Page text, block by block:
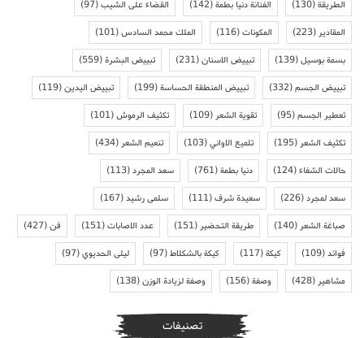
الطريقة(130) الفنانة دنيا بطمة(142) القضاء على الشيب(97)
المقادير(223) المكونات(116) الملك محمد السادس(101)
بسمة بوسيل(139) تبييض الاسنان(231) تبييض البشرة(559)
تبييض الجسم(332) تبييض المنطقة الحساسة(199) تبييض اليدين(119)
تعطير الجسم(95) تقوية الشعر(109) تكثيف الرموش(101)
تكثيف الشعر(195) تلميع الاواني(103) تنعيم الشعر(434)
حالات الشفاء(124) دنيا بطمة(761) سعد المجرد(113)
سعد لمجرد(226) سعيدة شرف(111) سلمى رشيد(167)
صباغة الشعر(140) طريقة التحضير(151) عدد الاصابات(151) فن(427)
فوائد(109) كيكة(117) كيكة بالشكلاط(97) ليلى الحديوي(97)
مشاهير(428) وصفة(156) وصفة لزيادة الوزن(138)
تصنيفات